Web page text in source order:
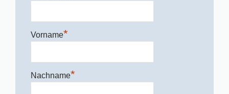
Vorname*
Nachname*